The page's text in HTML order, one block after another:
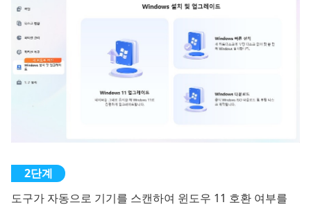
도구가 자동으로 기기를 스캔하여 윈도우 11 호환 여부를